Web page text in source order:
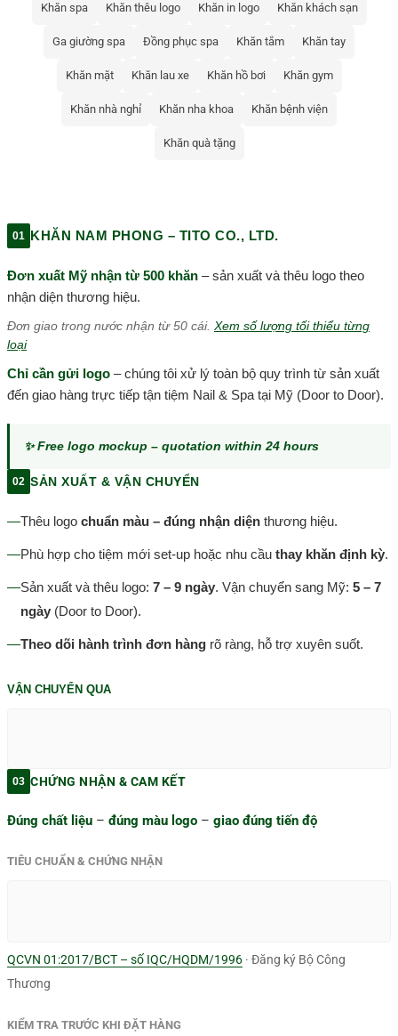
Khăn spa Khăn thêu logo Khăn in logo Khăn khách sạn
Ga giường spa Đồng phục spa Khăn tắm Khăn tay
Khăn mặt Khăn lau xe Khăn hồ bơi Khăn gym
Khăn nhà nghỉ Khăn nha khoa Khăn bệnh viện
Khăn quà tặng
01 KHĂN NAM PHONG – TITO CO., LTD.
Đơn xuất Mỹ nhận từ 500 khăn – sản xuất và thêu logo theo
nhận diện thương hiệu.
Đơn giao trong nước nhận từ 50 cái. Xem số lượng tối thiểu từng
loại
Chỉ cần gửi logo – chúng tôi xử lý toàn bộ quy trình từ sản xuất
đến giao hàng trực tiếp tận tiệm Nail & Spa tại Mỹ (Door to Door).
✨ Free logo mockup – quotation within 24 hours
02 SẢN XUẤT & VẬN CHUYỂN
—Thêu logo chuẩn màu – đúng nhận diện thương hiệu.
—Phù hợp cho tiệm mới set-up hoặc nhu cầu thay khăn định kỳ.
—Sản xuất và thêu logo: 7 – 9 ngày. Vận chuyển sang Mỹ: 5 – 7
ngày (Door to Door).
—Theo dõi hành trình đơn hàng rõ ràng, hỗ trợ xuyên suốt.
VẬN CHUYỂN QUA
03 CHỨNG NHẬN & CAM KẾT
Đúng chất liệu – đúng màu logo – giao đúng tiến độ
TIÊU CHUẨN & CHỨNG NHẬN
QCVN 01:2017/BCT – số IQC/HQDM/1996 · Đăng ký Bộ Công
Thương
KIỂM TRA TRƯỚC KHI ĐẶT HÀNG